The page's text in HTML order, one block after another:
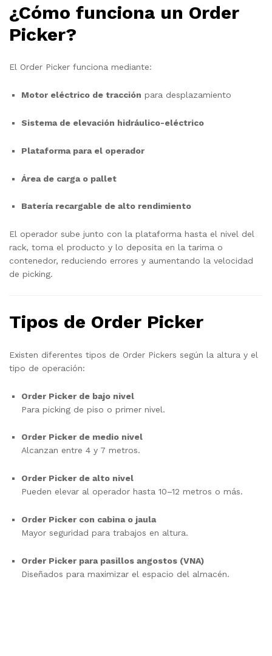
¿Cómo funciona un Order
Picker?
El Order Picker funciona mediante:
Motor eléctrico de tracción para desplazamiento
Sistema de elevación hidráulico-eléctrico
Plataforma para el operador
Área de carga o pallet
Batería recargable de alto rendimiento
El operador sube junto con la plataforma hasta el nivel del
rack, toma el producto y lo deposita en la tarima o
contenedor, reduciendo errores y aumentando la velocidad
de picking.
Tipos de Order Picker
Existen diferentes tipos de Order Pickers según la altura y el
tipo de operación:
Order Picker de bajo nivel
Para picking de piso o primer nivel.
Order Picker de medio nivel
Alcanzan entre 4 y 7 metros.
Order Picker de alto nivel
Pueden elevar al operador hasta 10–12 metros o más.
Order Picker con cabina o jaula
Mayor seguridad para trabajos en altura.
Order Picker para pasillos angostos (VNA)
Diseñados para maximizar el espacio del almacén.